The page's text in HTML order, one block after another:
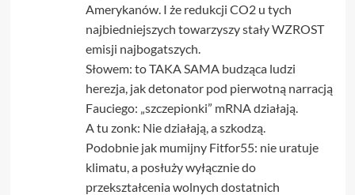
Amerykanów. I że redukcji CO2 u tych
najbiedniejszych towarzyszy stały WZROST
emisji najbogatszych.
Słowem: to TAKA SAMA budząca ludzi
herezja, jak detonator pod pierwotną narracją
Fauciego: „szczepionki” mRNA działają.
A tu zonk: Nie działają, a szkodzą.
Podobnie jak mumijny Fitfor55: nie uratuje
klimatu, a posłuży wyłącznie do
przekształcenia wolnych dostatnich